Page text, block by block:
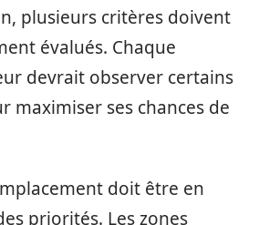
plusieurs critères doivent
évalués. Chaque
devrait observer certains
maximiser ses chances de
doit être en
priorités. Les zones